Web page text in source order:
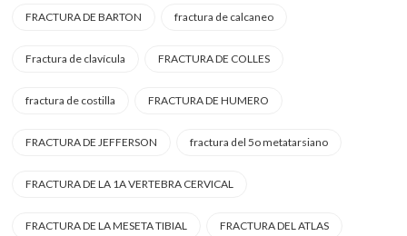
FRACTURA DE BARTON fractura de calcaneo
Fractura de clavícula FRACTURA DE COLLES
fractura de costilla FRACTURA DE HUMERO
FRACTURA DE JEFFERSON fractura del 5o metatarsiano
FRACTURA DE LA 1A VERTEBRA CERVICAL
FRACTURA DE LA MESETA TIBIAL FRACTURA DEL ATLAS